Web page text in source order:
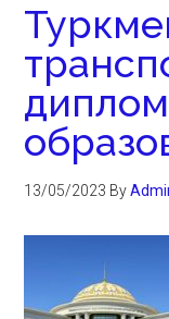
13/05/2023 By